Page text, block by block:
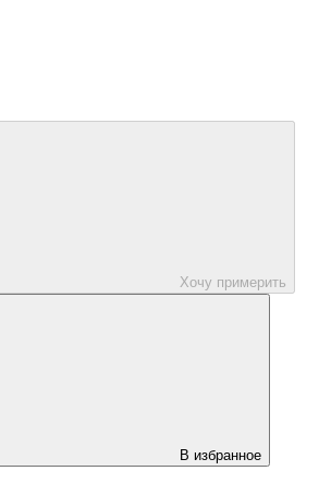
Хочу примерить
В избранное